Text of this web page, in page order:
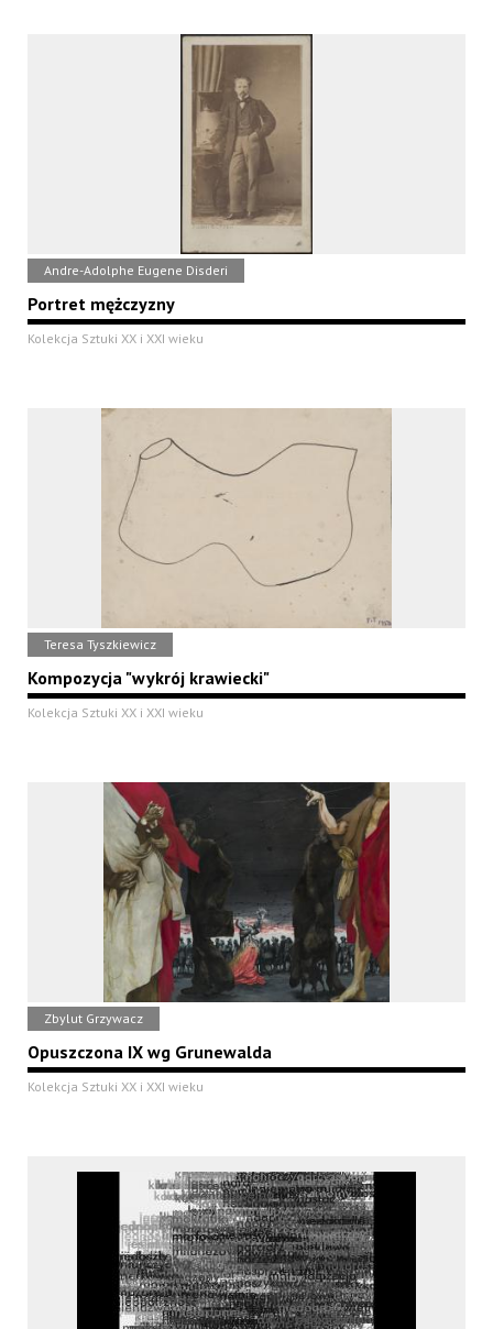
Andre-Adolphe Eugene Disderi
Portret mężczyzny
Kolekcja Sztuki XX i XXI wieku
Teresa Tyszkiewicz
Kompozycja "wykrój krawiecki"
Kolekcja Sztuki XX i XXI wieku
Zbylut Grzywacz
Opuszczona IX wg Grunewalda
Kolekcja Sztuki XX i XXI wieku